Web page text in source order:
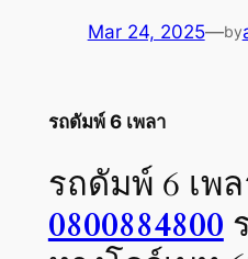
Mar 24, 2025—by
รถดัมพ์ 6 เพลา
รถดัมพ์ 6 เพ
0800884800